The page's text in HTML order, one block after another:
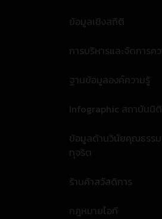
ข้อมูลเชิงสถิติ
การบริหารและจัดการค
ฐานข้อมูลองค์ความรู้
Infographic สถาบันนิ
ข้อมูลด้านวินัยคุณธรรม
ทุจริต
ร้านค้าสวัสดิการ
กฎหมายไอที